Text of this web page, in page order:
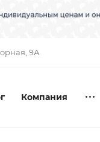
9А
Компания